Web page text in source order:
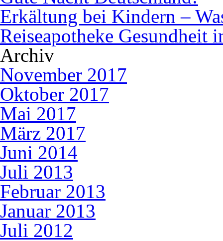
Erkältung bei Kindern –
Reiseapotheke Gesundheit
Archiv
November 2017
Oktober 2017
Mai 2017
März 2017
Juni 2014
Juli 2013
Februar 2013
Januar 2013
Juli 2012